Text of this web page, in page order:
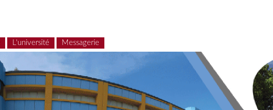
L'université Messagerie